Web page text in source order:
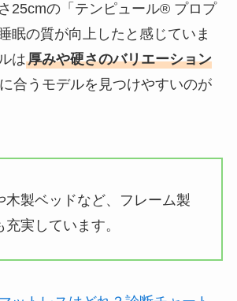
25cmの「テンピュール® プロプ
眠の質が向上したと感じていま
は厚みや硬さのバリエーション
合うモデルを見つけやすいのが
木製ベッドなど、フレーム製
実しています。